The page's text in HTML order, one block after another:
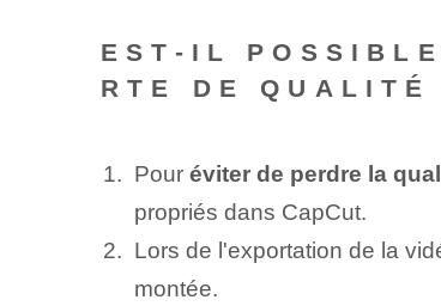
EST-IL
RTE DE QUALITÉ
Pour éviter de perdre la
propriés dans CapCut.
Lors de l'exportation de la
montée.